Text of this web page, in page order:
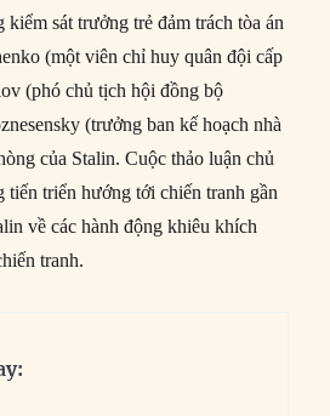
sát trưởng trẻ đảm trách tòa án
(một viên chỉ huy quân đội cấp
(phó chủ tịch hội đồng bộ
(trưởng ban kế hoạch nhà
của Stalin. Cuộc thảo luận chủ
tiến triển hướng tới chiến tranh gần
về các hành động khiêu khích
tranh.